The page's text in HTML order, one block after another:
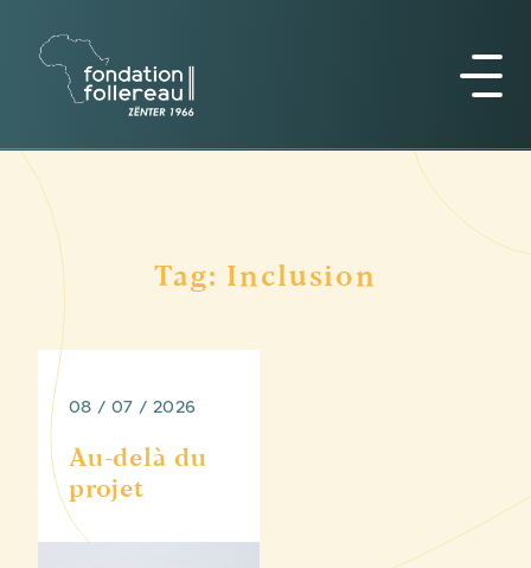
Tag: Inclusion
08 / 07 / 2026
Au-delà du
projet